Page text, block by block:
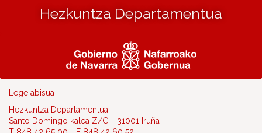
Hezkuntza Departamentua
Lege abisua
Hezkuntza Departamentua
Santo Domingo kalea Z/G - 31001 Iruña